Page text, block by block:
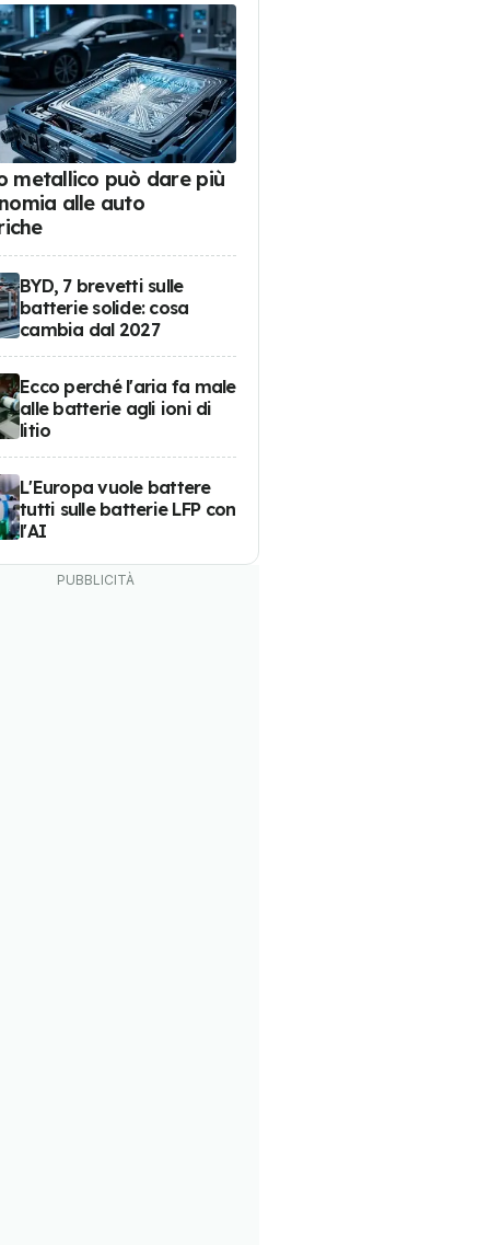
metallico può dare più
alle auto
BYD, 7 brevetti sulle
batterie solide: cosa
cambia dal 2027
Ecco perché l'aria fa male
alle batterie agli ioni di
litio
L'Europa vuole battere
tutti sulle batterie LFP con
l'AI